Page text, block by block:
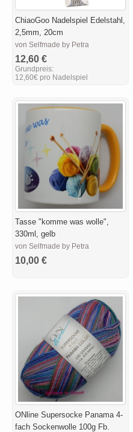
ChiaoGoo Nadelspiel Edelstahl,
2,5mm, 20cm
von Selfmade by Petra
12,60 €
Grundpreis:
12,60€ pro Nadelspiel
Tasse "komme was wolle",
330ml, gelb
von Selfmade by Petra
10,00 €
ONline Supersocke Panama 4-
fach Sockenwolle 100g Fb.